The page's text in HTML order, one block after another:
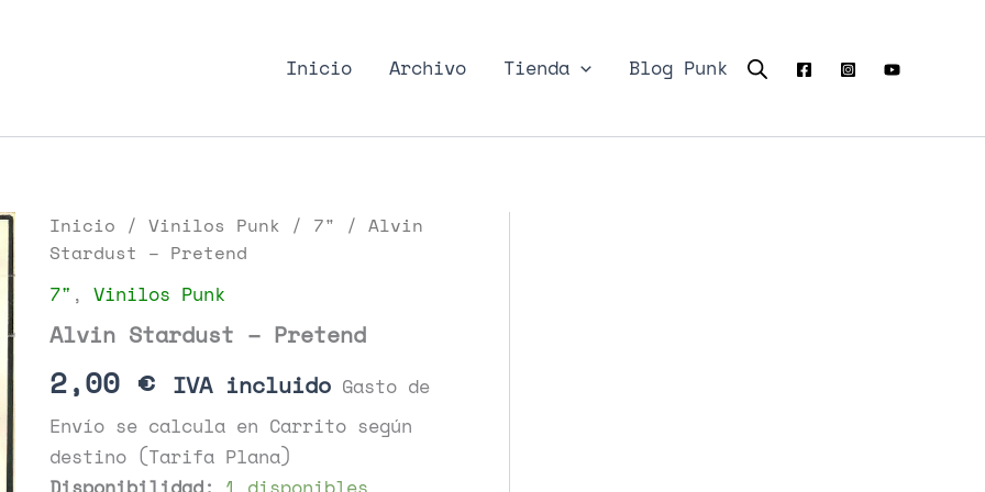
Inicio Archivo Tienda Blog Punk
Inicio / Vinilos Punk / 7" / Alvin
Stardust – Pretend
7" , Vinilos Punk
Alvin Stardust – Pretend
2,00 € IVA incluido Gasto de
Envío se calcula en Carrito según
destino (Tarifa Plana)